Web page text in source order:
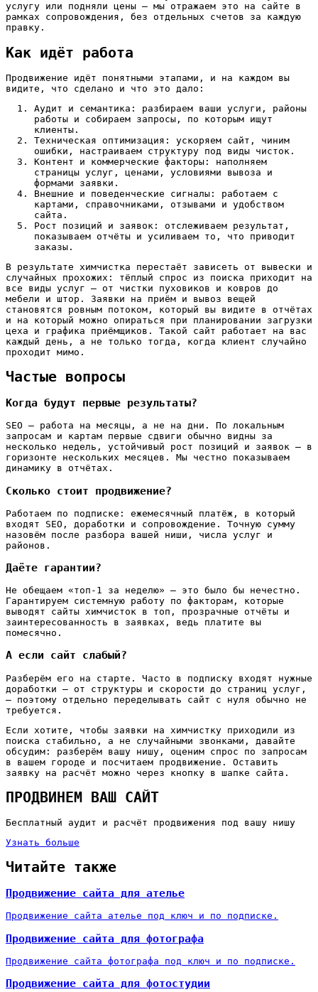
услугу или подняли цены — мы отражаем это на сайте в
рамках сопровождения, без отдельных счетов за каждую
правку.
Как идёт работа
Продвижение идёт понятными этапами, и на каждом вы
видите, что сделано и что это дало:
Аудит и семантика: разбираем ваши услуги, районы
работы и собираем запросы, по которым ищут
клиенты.
Техническая оптимизация: ускоряем сайт, чиним
ошибки, настраиваем структуру под виды чисток.
Контент и коммерческие факторы: наполняем
страницы услуг, ценами, условиями вывоза и
формами заявки.
Внешние и поведенческие сигналы: работаем с
картами, справочниками, отзывами и удобством
сайта.
Рост позиций и заявок: отслеживаем результат,
показываем отчёты и усиливаем то, что приводит
заказы.
В результате химчистка перестаёт зависеть от вывески и
случайных прохожих: тёплый спрос из поиска приходит на
все виды услуг — от чистки пуховиков и ковров до
мебели и штор. Заявки на приём и вывоз вещей
становятся ровным потоком, который вы видите в отчётах
и на который можно опираться при планировании загрузки
цеха и графика приёмщиков. Такой сайт работает на вас
каждый день, а не только тогда, когда клиент случайно
проходит мимо.
Частые вопросы
Когда будут первые результаты?
SEO — работа на месяцы, а не на дни. По локальным
запросам и картам первые сдвиги обычно видны за
несколько недель, устойчивый рост позиций и заявок — в
горизонте нескольких месяцев. Мы честно показываем
динамику в отчётах.
Сколько стоит продвижение?
Работаем по подписке: ежемесячный платёж, в который
входят SEO, доработки и сопровождение. Точную сумму
назовём после разбора вашей ниши, числа услуг и
районов.
Даёте гарантии?
Не обещаем «топ-1 за неделю» — это было бы нечестно.
Гарантируем системную работу по факторам, которые
выводят сайты химчисток в топ, прозрачные отчёты и
заинтересованность в заявках, ведь платите вы
помесячно.
А если сайт слабый?
Разберём его на старте. Часто в подписку входят нужные
доработки — от структуры и скорости до страниц услуг,
— поэтому отдельно переделывать сайт с нуля обычно не
требуется.
Если хотите, чтобы заявки на химчистку приходили из
поиска стабильно, а не случайными звонками, давайте
обсудим: разберём вашу нишу, оценим спрос по запросам
в вашем городе и посчитаем продвижение. Оставить
заявку на расчёт можно через кнопку в шапке сайта.
ПРОДВИНЕМ ВАШ САЙТ
Бесплатный аудит и расчёт продвижения под вашу нишу
Узнать больше
Читайте также
Продвижение сайта для ателье
Продвижение сайта ателье под ключ и по подписке.
Продвижение сайта для фотографа
Продвижение сайта фотографа под ключ и по подписке.
Продвижение сайта для фотостудии